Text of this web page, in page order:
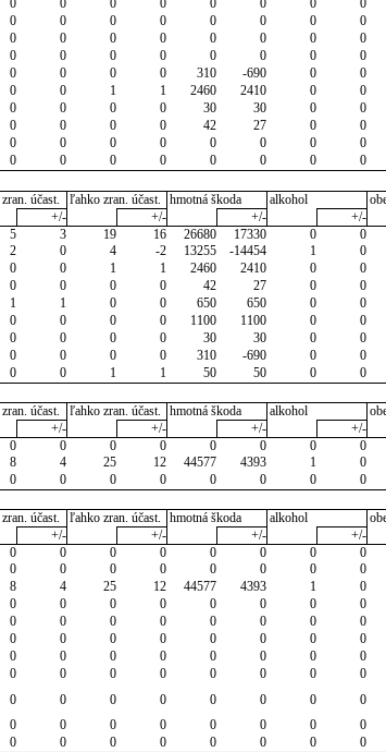
0 0 0 0 0 0 0 0
0 0 0 0 0 0 0 0
0 0 0 0 0 0 0 0
0 0 0 0 0 0 0 0
0 0 0 0 310 -690 0 0
0 0 1 1 2460 2410 0 0
0 0 0 0 30 30 0 0
0 0 0 0 42 27 0 0
0 0 0 0 0 0 0 0
0 0 0 0 0 0 0 0
účast. ľahko zran. účast. hmotná škoda alkohol
+/- +/- +/- +/-
5 3 19 16 26680 17330 0 0
2 0 4 -2 13255 -14454 1 0
0 0 1 1 2460 2410 0 0
0 0 0 0 42 27 0 0
1 1 0 0 650 650 0 0
0 0 0 0 1100 1100 0 0
0 0 0 0 30 30 0 0
0 0 0 0 310 -690 0 0
0 0 1 1 50 50 0 0
účast. ľahko zran. účast. hmotná škoda alkohol
+/- +/- +/- +/-
0 0 0 0 0 0 0 0
8 4 25 12 44577 4393 1 0
0 0 0 0 0 0 0 0
účast. ľahko zran. účast. hmotná škoda alkohol
+/- +/- +/- +/-
0 0 0 0 0 0 0 0
0 0 0 0 0 0 0 0
8 4 25 12 44577 4393 1 0
0 0 0 0 0 0 0 0
0 0 0 0 0 0 0 0
0 0 0 0 0 0 0 0
0 0 0 0 0 0 0 0
0 0 0 0 0 0 0 0
0 0 0 0 0 0 0 0
0 0 0 0 0 0 0 0
0 0 0 0 0 0 0 0